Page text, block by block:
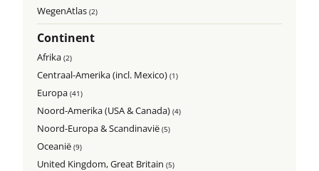
WegenAtlas(2)
Continent
Afrika(2)
Centraal-Amerika (incl. Mexico)(1)
Europa(41)
Noord-Amerika (USA & Canada)(4)
Noord-Europa & Scandinavië(5)
Oceanië(9)
United Kingdom, Great Britain(5)